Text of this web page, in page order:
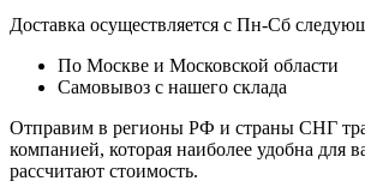
Доставка осуществляется с Пн-Сб
По Москве и Московской области
Самовывоз с нашего склада
Отправим в регионы РФ и страны СНГ
компанией, которая наиболее удобна для
рассчитают стоимость.